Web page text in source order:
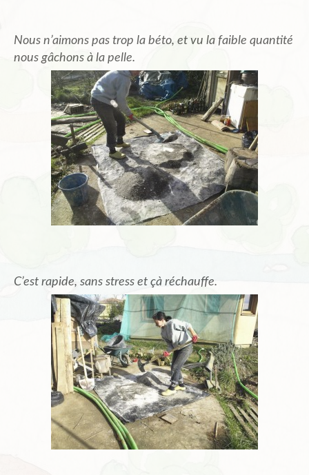
Nous n’aimons pas trop la béto, et vu la faible quantité
nous gâchons à la pelle.
C’est rapide, sans stress et çà réchauffe.